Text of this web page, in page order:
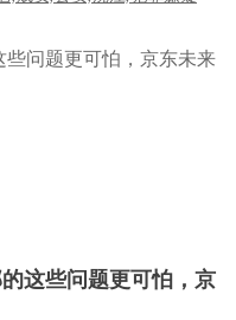
这些问题更可怕，京